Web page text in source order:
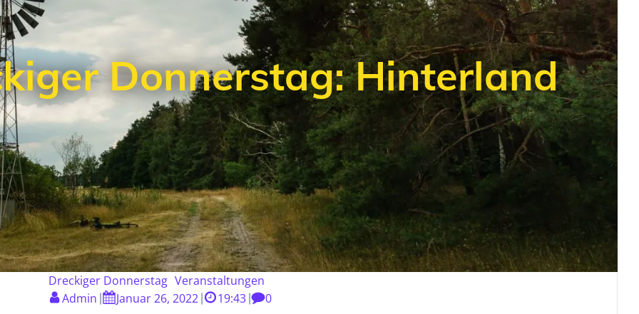
Donnerstag: Hinterland
Dreckiger Donnerstag Veranstaltungen
Admin
Januar 26, 2022 19:43 0